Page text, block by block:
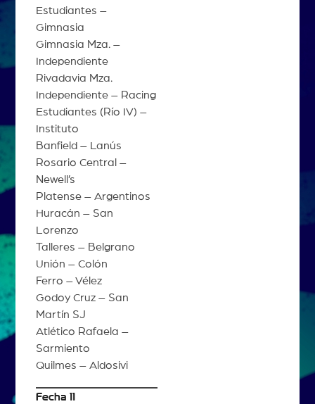
Estudiantes –
Gimnasia
Gimnasia Mza. –
Independiente
Rivadavia Mza.
Independiente – Racing
Estudiantes (Río IV) –
Instituto
Banfield – Lanús
Rosario Central –
Newell’s
Platense – Argentinos
Huracán – San
Lorenzo
Talleres – Belgrano
Unión – Colón
Ferro – Vélez
Godoy Cruz – San
Martín SJ
Atlético Rafaela –
Sarmiento
Quilmes – Aldosivi
Fecha 11